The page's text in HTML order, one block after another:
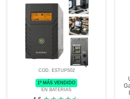
COD. ESTUPS02
1º MÁS VENDIDO
EN BATERIAS